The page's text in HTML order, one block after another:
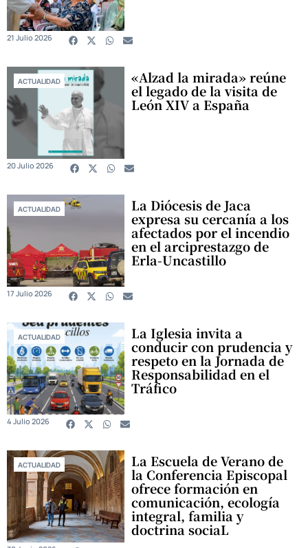
21 Julio 2026
ACTUALIDAD «Alzad la mirada» reúne
el legado de la visita de
León XIV a España
20 Julio 2026
ACTUALIDAD La Diócesis de Jaca
expresa su cercanía a los
afectados por el incendio
en el arciprestazgo de
Erla-Uncastillo
17 Julio 2026
ACTUALIDAD La Iglesia invita a
conducir con prudencia y
respeto en la Jornada de
Responsabilidad en el
Tráfico
4 Julio 2026
ACTUALIDAD La Escuela de Verano de
la Conferencia Episcopal
ofrece formación en
comunicación, ecología
integral, familia y
doctrina sociaL